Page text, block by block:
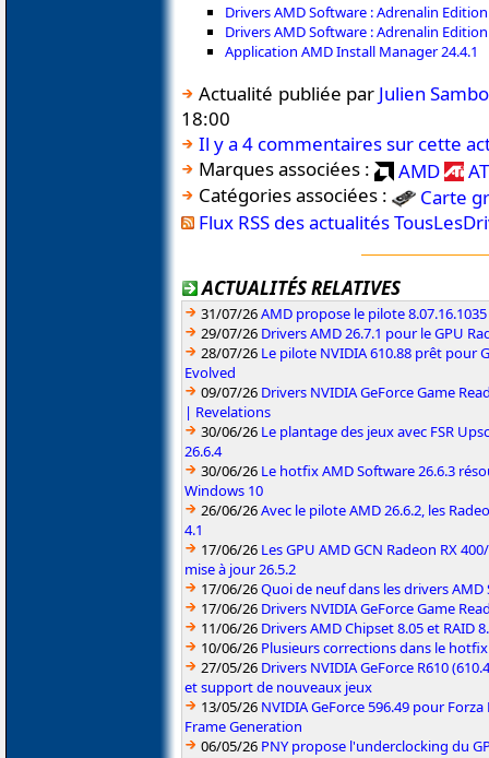
Drivers AMD Software : Adrenalin
Drivers AMD Software : Adrenalin
Application AMD Install Manager 24.4.1
Actualité publiée par Julien
18:00
Il y a 4 commentaires sur cette
Marques associées :
AMD
Catégories associées :
Carte
Flux RSS des actualités
ACTUALITÉS RELATIVES
31/07/26AMD propose le pilote
29/07/26 Drivers AMD 26.7.1 pour le GPU
28/07/26 Le pilote NVIDIA 610.88 prêt pour
Evolved
09/07/26 Drivers NVIDIA GeForce Game
| Revelations
30/06/26 Le plantage des jeux avec FSR
26.6.4
30/06/26 Le hotfix AMD Software 26.6.3
Windows 10
26/06/26Avec le pilote AMD 26.6.2, les
4.1
17/06/26 Les GPU AMD GCN Radeon RX
mise à jour 26.5.2
17/06/26Quoi de neuf dans les drivers AMD
17/06/26 Drivers NVIDIA GeForce Game
11/06/26 Drivers AMD Chipset 8.05 et RAID
10/06/26 Plusieurs corrections dans le hotfix
27/05/26 Drivers NVIDIA GeForce R610
et support de nouveaux jeux
13/05/26 NVIDIA GeForce 596.49 pour
Frame Generation
06/05/26 PNY propose l'underclocking du